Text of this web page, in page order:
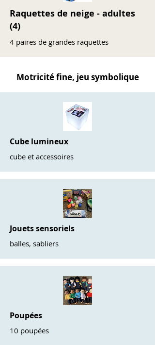
Raquettes de neige - adultes
(4)
4 paires de grandes raquettes
Motricité fine, jeu symbolique
Cube lumineux
cube et accessoires
Jouets sensoriels
balles, sabliers
Poupées
10 poupées